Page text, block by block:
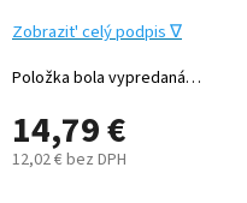
Zobrazit' celý podpis ∇
Položka bola vypredaná…
14,79 €
12,02 € bez DPH